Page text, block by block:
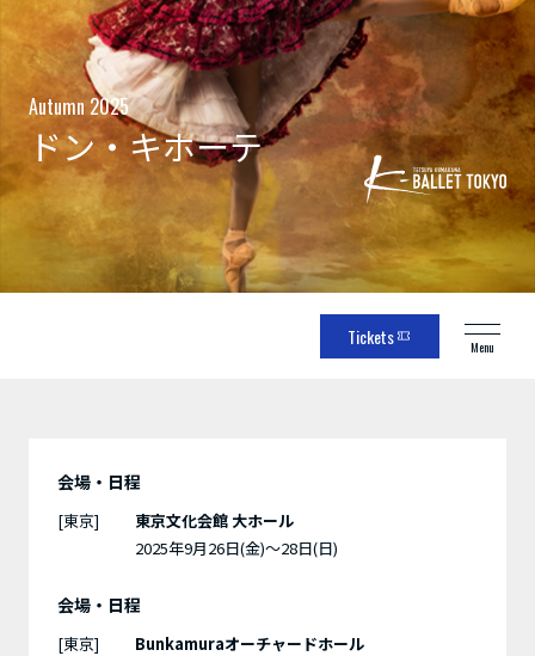
Autumn 2025
ドン・キホーテ
Tickets Menu
会場・日程
[東京]
東京文化会館 大ホール
2025年9月26日(金)～28日(日)
会場・日程
[東京]
Bunkamuraオーチャードホール